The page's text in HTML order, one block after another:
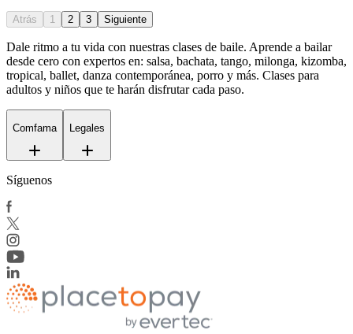
Atrás 1 2 3 Siguiente
Dale ritmo a tu vida con nuestras clases de baile. Aprende a bailar
desde cero con expertos en: salsa, bachata, tango, milonga, kizomba,
tropical, ballet, danza contemporánea, porro y más. Clases para
adultos y niños que te harán disfrutar cada paso.
Comfama Legales
Síguenos